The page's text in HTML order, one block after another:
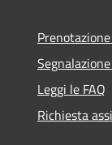
Leggi le FAQ
Richiesta